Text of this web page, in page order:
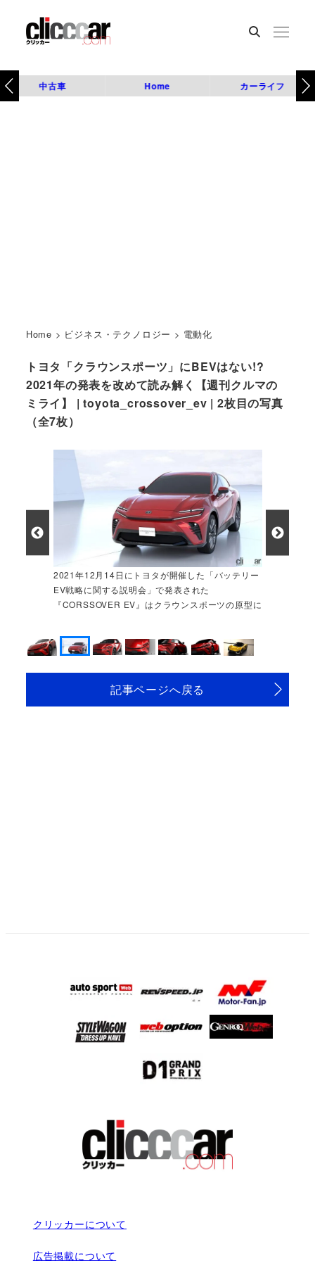
中古車 Home カーライフ
Home > ビジネス・テクノロジー > 電動化
トヨタ「クラウンスポーツ」にBEVはない!?
2021年の発表を改めて読み解く【週刊クルマの
ミライ】 | toyota_crossover_ev | 2枚目の写真
（全7枚）
2021年12月14日にトヨタが開催した「バッテリー
EV戦略に関する説明会」で発表された
『CORSSOVER EV』はクラウンスポーツの原型に
記事ページへ戻る
クリッカーについて
広告掲載について